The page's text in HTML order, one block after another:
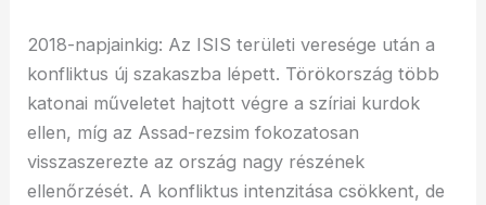
2018-napjainkig: Az ISIS területi veresége után a
konfliktus új szakaszba lépett. Törökország több
katonai műveletet hajtott végre a szíriai kurdok
ellen, míg az Assad-rezsim fokozatosan
visszaszerezte az ország nagy részének
ellenőrzését. A konfliktus intenzitása csökkent, de